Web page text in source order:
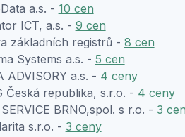
a.s. - 10 cen
ICT, a.s. - 9 cen
základních registrů - 8 cen
Systems a.s. - 5 cen
ADVISORY a.s. - 4 ceny
Česká republika, s.r.o. - 4 ceny
BRNO,spol. s r.o. - 3
s.r.o. - 3 ceny